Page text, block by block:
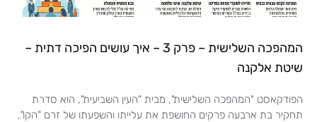
המהפכה השלישית – פרק 3 – איך עושים הפיכה דתית –
שיטת אלקנה
הפודקאסט "המהפכה השלישית", מבית "העין השביעית", הוא סדרת
תחקיר בת ארבעה פרקים החושפת את עלייתו והשפעתו של זרם "הקו",